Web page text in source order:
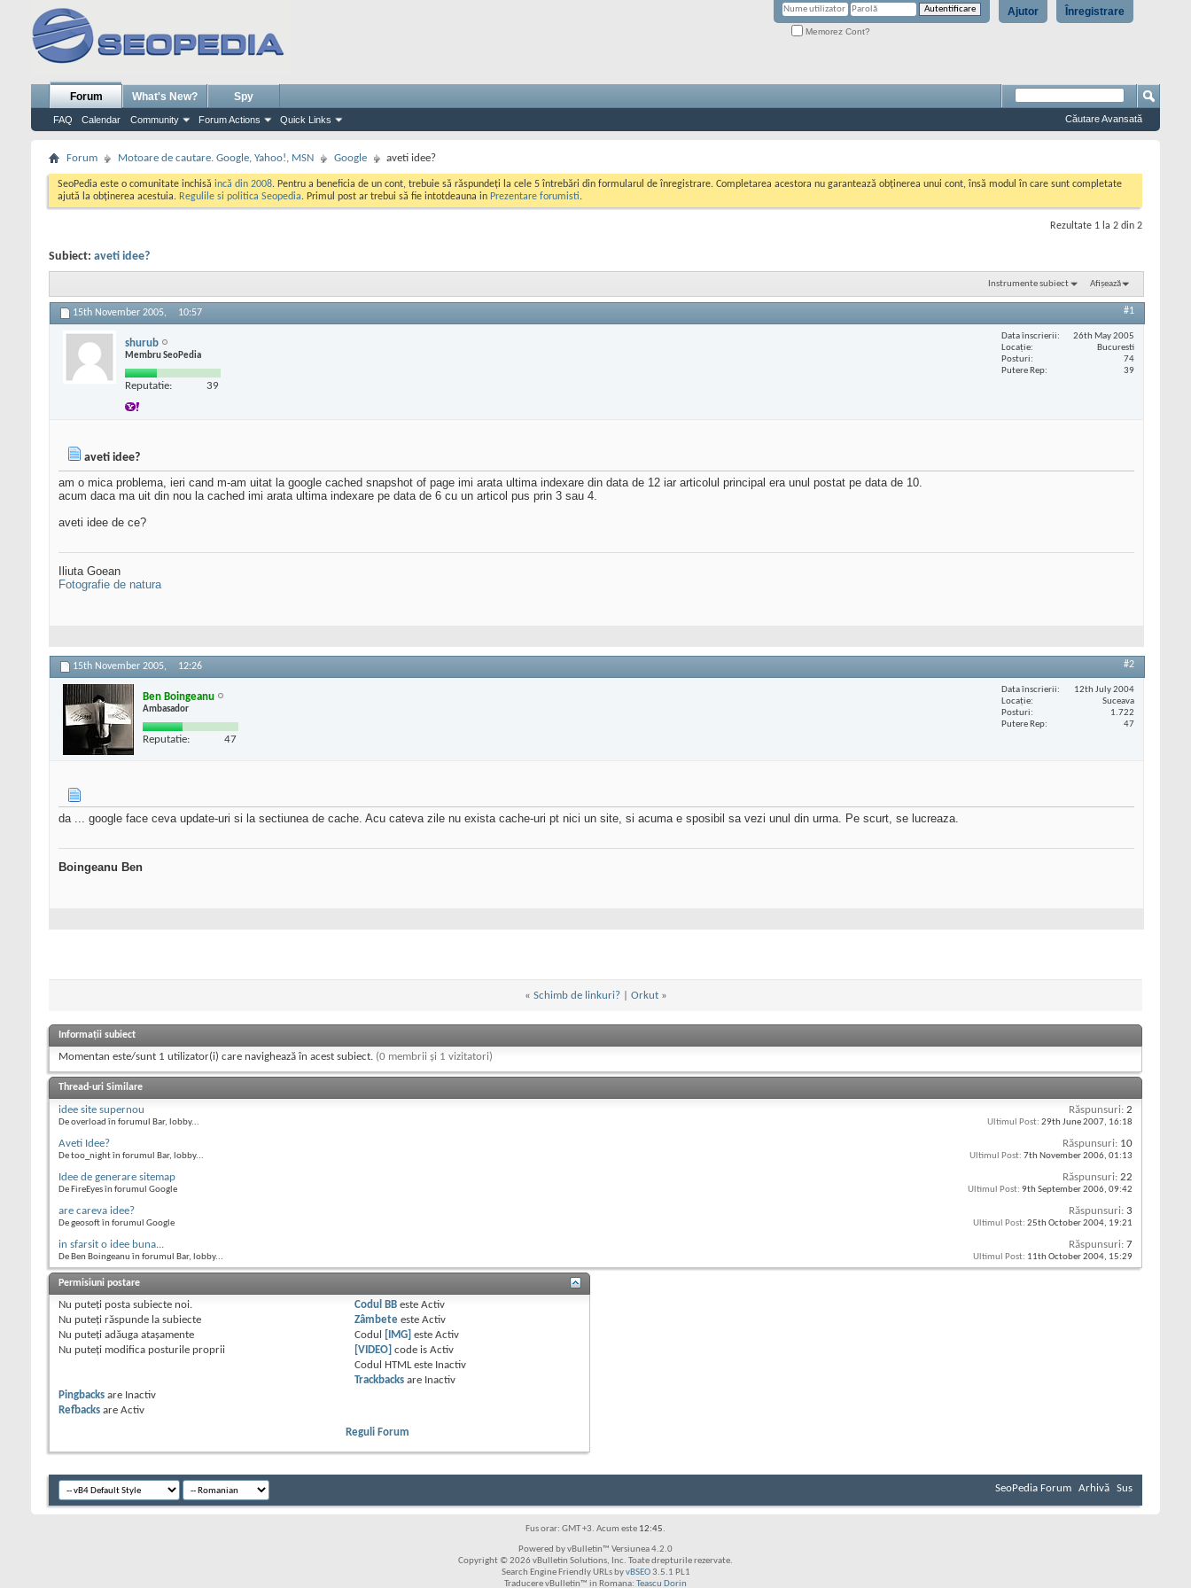
Înregistrare
Ajutor
Memorez Cont?
Forum
FAQ Calendar Community Forum Actions Quick Links
What's New? Spy
Căutare Avansată
Forum Motoare de cautare. Google, Yahoo!, MSN Google aveti idee?
SeoPedia este o comunitate inchisă incă din 2008. Pentru a beneficia de un cont, trebuie să răspundeți la cele 5 întrebări din formularul de înregistrare. Completarea acestora nu garantează obținerea unui cont, însă modul în care sunt completate
ajută la obținerea acestuia. Regulile si politica Seopedia. Primul post ar trebui să fie intotdeauna in Prezentare forumisti.
Rezultate 1 la 2 din 2
Subiect: aveti idee?
Instrumente subiect Afișează
15th November 2005, 10:57 #1
shurub
Membru SeoPedia
Reputatie: 39
Data înscrierii
26th May 2005
Locaţie
Bucuresti
Posturi
74
Putere Rep
39
aveti idee?
am o mica problema, ieri cand m-am uitat la google cached snapshot of page imi arata ultima indexare din data de 12 iar articolul principal era unul postat pe data de 10.
acum daca ma uit din nou la cached imi arata ultima indexare pe data de 6 cu un articol pus prin 3 sau 4.
aveti idee de ce?
Iliuta Goean
Fotografie de natura
15th November 2005, 12:26 #2
Ben Boingeanu
Ambasador
Reputatie: 47
Data înscrierii
12th July 2004
Locaţie
Suceava
Posturi
1.722
Putere Rep
47
da ... google face ceva update-uri si la sectiunea de cache. Acu cateva zile nu exista cache-uri pt nici un site, si acuma e sposibil sa vezi unul din urma. Pe scurt, se lucreaza.
Boingeanu Ben
« Schimb de linkuri?| Orkut »
Informații subiect
Momentan este/sunt 1 utilizator(i) care navighează în acest subiect. (0 membrii și 1 vizitatori)
Thread-uri Similare
idee site supernou
De overload în forumul Bar, lobby...
Răspunsuri: 2
Ultimul Post: 29th June 2007, 16:18
Aveti Idee?
De too_night în forumul Bar, lobby...
Răspunsuri: 10
Ultimul Post: 7th November 2006, 01:13
Idee de generare sitemap
De FireEyes în forumul Google
Răspunsuri: 22
Ultimul Post: 9th September 2006, 09:42
are careva idee?
De geosoft în forumul Google
Răspunsuri: 3
Ultimul Post: 25th October 2004, 19:21
in sfarsit o idee buna...
De Ben Boingeanu în forumul Bar, lobby...
Răspunsuri: 7
Ultimul Post: 11th October 2004, 15:29
Permisiuni postare
Nu puteţi posta subiecte noi.
Nu puteţi răspunde la subiecte
Nu puteţi adăuga ataşamente
Nu puteţi modifica posturile proprii
Codul BB esteActiv
Zâmbete esteActiv
Codul
[IMG] esteActiv
[VIDEO] code isActiv
Codul HTML este Inactiv
Trackbacks are Inactiv
Pingbacks are Inactiv
Refbacks are Activ
Reguli Forum
SeoPedia Forum Arhivă Sus
Fus orar: GMT +3. Acum este 12:45.
Powered by vBulletin™ Versiunea 4.2.0
Copyright © 2026 vBulletin Solutions, Inc. Toate drepturile rezervate.
Search Engine Friendly URLs byvBSEO3.5.1 PL1
Traducere vBulletin™ in Romana: Teascu Dorin